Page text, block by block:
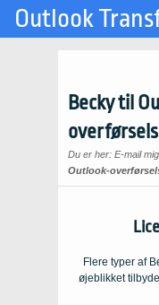
Becky til
Du er her: E-mail
Outlook-
Flere typer af
øjeblikket
Outlook